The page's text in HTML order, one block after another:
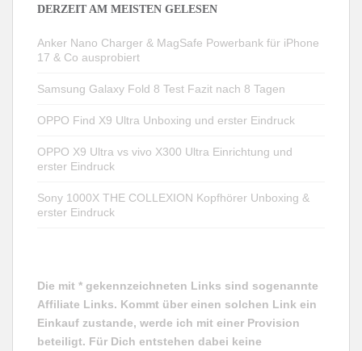
DERZEIT AM MEISTEN GELESEN
Anker Nano Charger & MagSafe Powerbank für iPhone
17 & Co ausprobiert
Samsung Galaxy Fold 8 Test Fazit nach 8 Tagen
OPPO Find X9 Ultra Unboxing und erster Eindruck
OPPO X9 Ultra vs vivo X300 Ultra Einrichtung und
erster Eindruck
Sony 1000X THE COLLEXION Kopfhörer Unboxing &
erster Eindruck
Die mit * gekennzeichneten Links sind sogenannte
Affiliate Links. Kommt über einen solchen Link ein
Einkauf zustande, werde ich mit einer Provision
beteiligt. Für Dich entstehen dabei keine